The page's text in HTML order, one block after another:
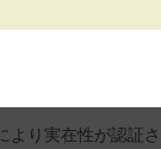
より実在性が認証さ